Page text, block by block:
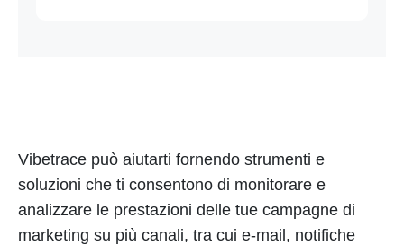
Vibetrace può aiutarti fornendo strumenti e
soluzioni che ti consentono di monitorare e
analizzare le prestazioni delle tue campagne di
marketing su più canali, tra cui e-mail, notifiche